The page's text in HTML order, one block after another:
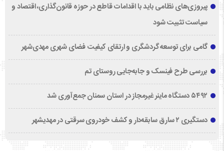
پیروزی‌های نظامی باید با اقدامات قاطع در حوزه قانون‌گذاری، اقتصاد و
سیاست تثبیت شود
گامی برای توسعه گردشگری و ارتقای کیفیت فضای شهری مهدی‌شهر
بررسی طرح فینسک و جابه‌جایی روستای تم
۵۴۹۲ دستگاه ماینر غیرمجاز در استان سمنان جمع‌آوری شد
دستگیری ۲ سارق سابقه‌دار و کشف خودروی سرقتی در مهدیشهر